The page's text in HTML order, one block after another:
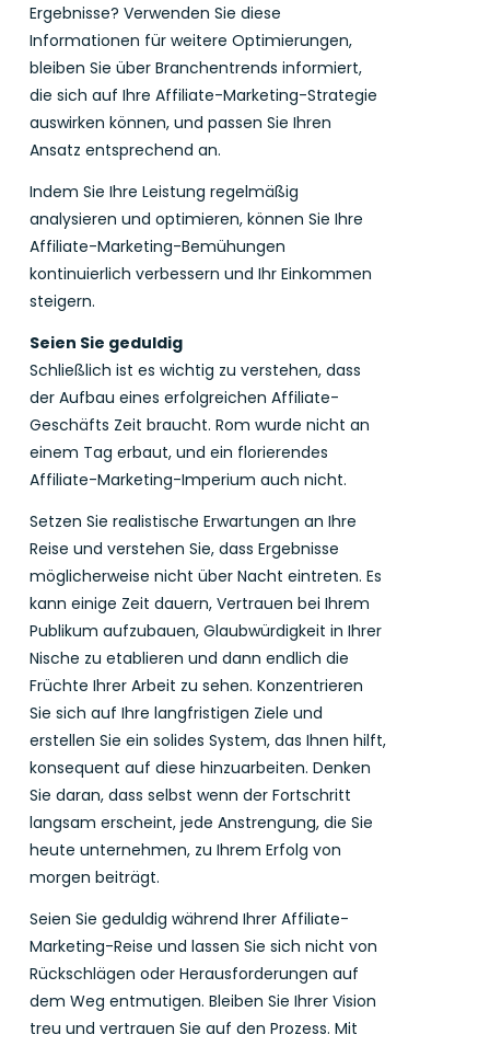
Ergebnisse? Verwenden Sie diese
Informationen für weitere Optimierungen,
bleiben Sie über Branchentrends informiert,
die sich auf Ihre Affiliate-Marketing-Strategie
auswirken können, und passen Sie Ihren
Ansatz entsprechend an.
Indem Sie Ihre Leistung regelmäßig
analysieren und optimieren, können Sie Ihre
Affiliate-Marketing-Bemühungen
kontinuierlich verbessern und Ihr Einkommen
steigern.
Seien Sie geduldig
Schließlich ist es wichtig zu verstehen, dass
der Aufbau eines erfolgreichen Affiliate-
Geschäfts Zeit braucht. Rom wurde nicht an
einem Tag erbaut, und ein florierendes
Affiliate-Marketing-Imperium auch nicht.
Setzen Sie realistische Erwartungen an Ihre
Reise und verstehen Sie, dass Ergebnisse
möglicherweise nicht über Nacht eintreten. Es
kann einige Zeit dauern, Vertrauen bei Ihrem
Publikum aufzubauen, Glaubwürdigkeit in Ihrer
Nische zu etablieren und dann endlich die
Früchte Ihrer Arbeit zu sehen. Konzentrieren
Sie sich auf Ihre langfristigen Ziele und
erstellen Sie ein solides System, das Ihnen hilft,
konsequent auf diese hinzuarbeiten. Denken
Sie daran, dass selbst wenn der Fortschritt
langsam erscheint, jede Anstrengung, die Sie
heute unternehmen, zu Ihrem Erfolg von
morgen beiträgt.
Seien Sie geduldig während Ihrer Affiliate-
Marketing-Reise und lassen Sie sich nicht von
Rückschlägen oder Herausforderungen auf
dem Weg entmutigen. Bleiben Sie Ihrer Vision
treu und vertrauen Sie auf den Prozess. Mit